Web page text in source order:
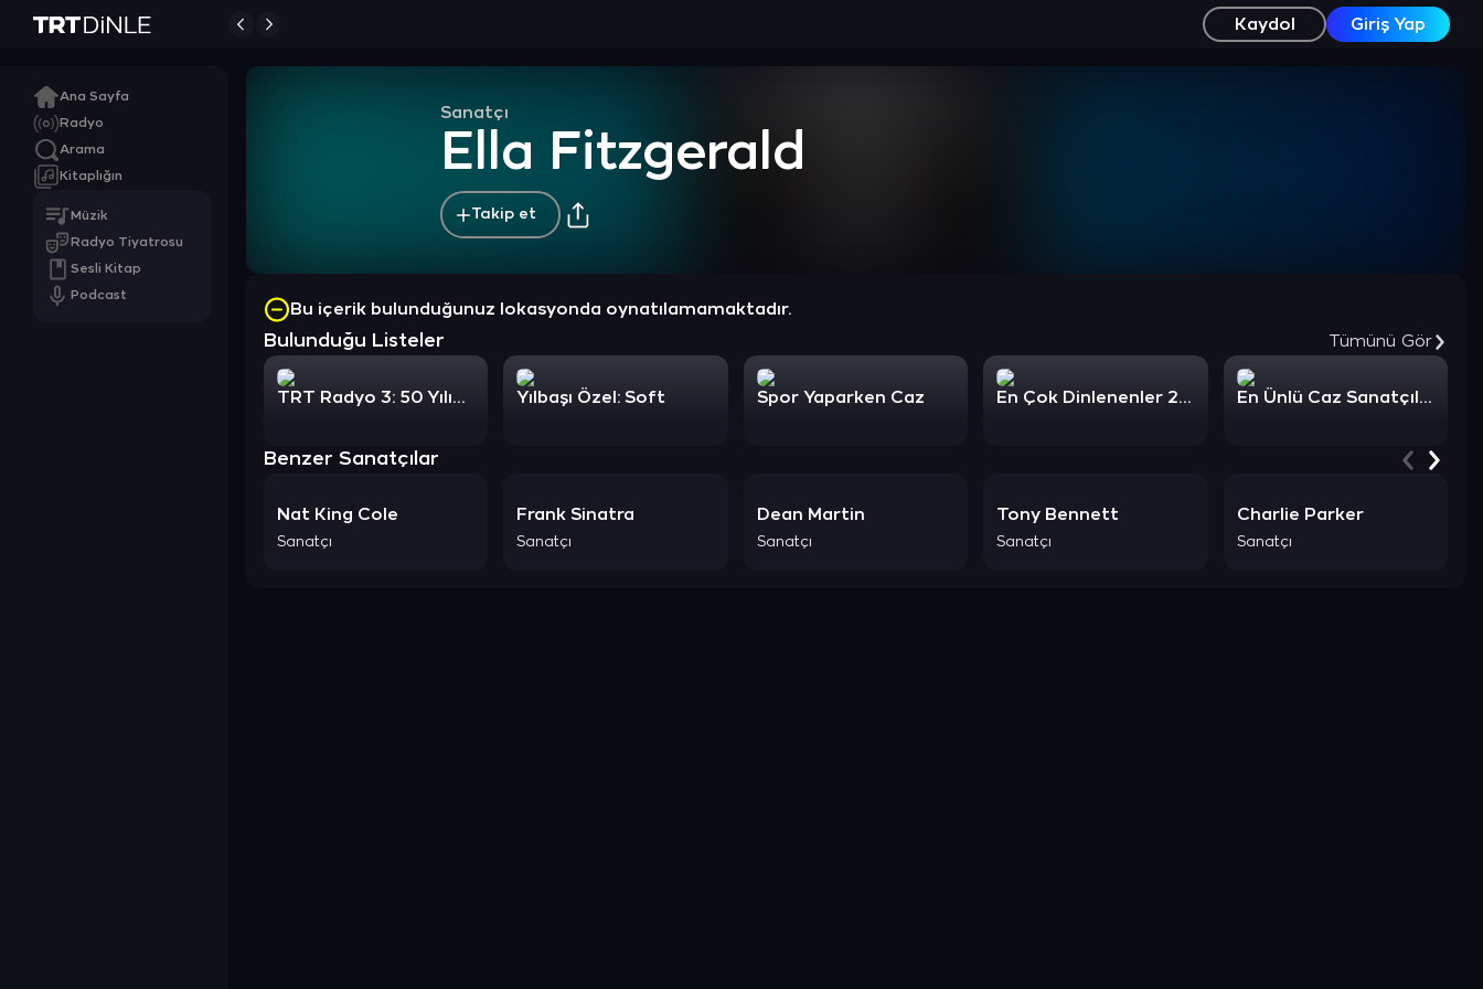
Kaydol Giriş Yap
Ana Sayfa
Radyo
Arama
Kitaplığın
Müzik
Radyo Tiyatrosu
Sesli Kitap
Podcast
Sanatçı
Ella Fitzgerald
Takip et
Bu içerik bulunduğunuz lokasyonda oynatılamamaktadır.
Bulunduğu Listeler Tümünü Gör
TRT Radyo 3: 50 Yılın Hikayesi Yılbaşı Özel: Soft Spor Yaparken Caz En Çok Dinlenenler 2022: Caz En Ünlü Caz Sanatçıları ve Parçaları
Benzer Sanatçılar
Nat King Cole
Sanatçı
Frank Sinatra
Sanatçı
Dean Martin
Sanatçı
Tony Bennett
Sanatçı
Charlie Parker
Sanatçı